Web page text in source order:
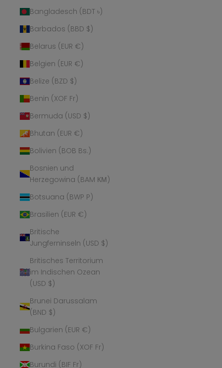
Bangladesch (BDT ৳)
Barbados (BBD $)
Belarus (EUR €)
Belgien (EUR €)
Belize (BZD $)
Benin (XOF Fr)
Bermuda (USD $)
Bhutan (EUR €)
Bolivien (BOB Bs.)
Bosnien und
Herzegowina (BAM КМ)
Botsuana (BWP P)
Brasilien (EUR €)
Britische
Jungferninseln (USD $)
Britisches Territorium
im Indischen Ozean
(USD $)
Brunei Darussalam
(BND $)
Bulgarien (EUR €)
Burkina Faso (XOF Fr)
Burundi (BIF Fr)